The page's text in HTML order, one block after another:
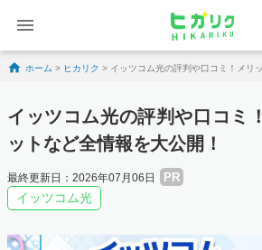
Skip to content
ホーム > ヒカリク > イッツコム光の評判や口コミ！メリ
イッツコム光の評判や口コミ
ットなど全情報を大公開！
最終更新日：2026年07月06日 PR
イッツコム光